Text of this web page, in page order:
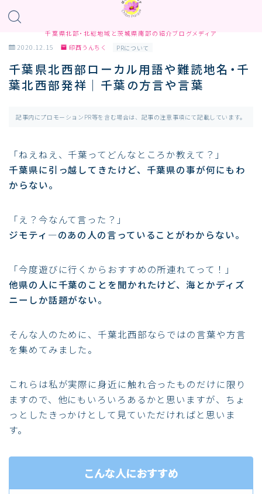
千葉県北部・北総地域と茨城県南部の紹介ブログメディア
2020.12.15 印西うんちく PRについて
千葉県北西部ローカル用語や難読地名・千
葉北西部発祥｜千葉の方言や言葉
記事内にプロモーションPR等を含む場合は、記事の注意事項にて記載しています。
「ねえねえ、千葉ってどんなところか教えて？」
千葉県に引っ越してきたけど、千葉県の事が何にもわ
からない。
「え？今なんて言った？」
ジモティ―のあの人の言っていることがわからない。
「今度遊びに行くからおすすめの所連れてって！」
他県の人に千葉のことを聞かれたけど、海とかディズ
ニーしか話題がない。
そんな人のために、千葉北西部ならではの言葉や方言
を集めてみました。
これらは私が実際に身近に触れ合ったものだけに限り
ますので、他にもいろいろあるかと思いますが、ちょ
っとしたきっかけとして見ていただければと思いま
す。
こんな人におすすめ